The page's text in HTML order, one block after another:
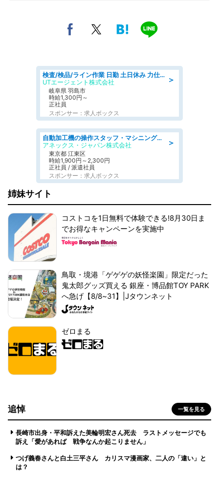
＞
検査/検品/ライン作業 日勤 土日休み 力仕事ほぼなし 座り作業メイン 検品·検査
UTエージェント株式会社
岐阜県 羽島市
時給1,300円～
正社員
スポンサー：求人ボックス
＞
自動加工機の操作スタッフ・マシニングセンタ/工業系卒歓迎/未経験OK/週休2日制/転勤なし/男女活躍
アネックス・ジャパン株式会社
東京都 江東区
時給1,900円～2,300円
正社員 / 派遣社員
スポンサー：求人ボックス
姉妹サイト
コストコを1日無料で体験できる!8月30日ま
でお得なキャンペーンを実施中
鳥取・境港「ゲゲゲの妖怪楽園」限定だった
鬼太郎グッズ買える 銀座・博品館TOY PARK
へ急げ【8/8~31】|Jタウンネット
ゼロまる
追悼 一覧を見る
長崎市出身・平和訴えた美輪明宏さん死去 ラストメッセージでも
訴え「愛があれば 戦争なんか起こりません」
つげ義春さんと白土三平さん カリスマ漫画家、二人の「違い」と
は？